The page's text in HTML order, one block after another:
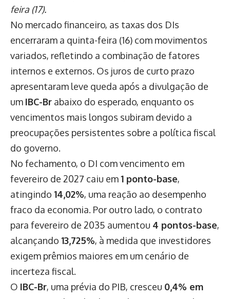
feira (17).
No mercado financeiro, as taxas dos DIs
encerraram a quinta-feira (16) com movimentos
variados, refletindo a combinação de fatores
internos e externos. Os juros de curto prazo
apresentaram leve queda após a divulgação de
um IBC-Br abaixo do esperado, enquanto os
vencimentos mais longos subiram devido a
preocupações persistentes sobre a política fiscal
do governo.
No fechamento, o DI com vencimento em
fevereiro de 2027 caiu em1 ponto-base,
atingindo 14,02%, uma reação ao desempenho
fraco da economia. Por outro lado, o contrato
para fevereiro de 2035 aumentou 4 pontos-base,
alcançando 13,725%, à medida que investidores
exigem prêmios maiores em um cenário de
incerteza fiscal.
O IBC-Br, uma prévia do PIB, cresceu 0,4% em